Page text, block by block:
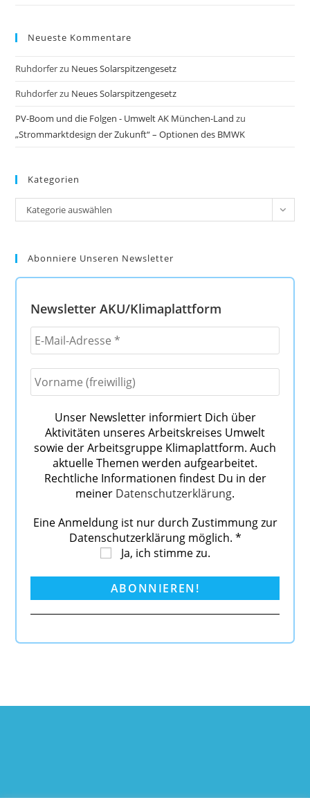
Neueste Kommentare
Ruhdorferzu Neues Solarspitzengesetz
Ruhdorferzu Neues Solarspitzengesetz
PV-Boom und die Folgen - Umwelt AK München-Land zu
„Strommarktdesign der Zukunft“ – Optionen des BMWK
Kategorien
Kategorien
Kategorie auswählen
Abonniere Unseren Newsletter
Newsletter AKU/Klimaplattform
Unser Newsletter informiert Dich über
Aktivitäten unseres Arbeitskreises Umwelt
sowie der Arbeitsgruppe Klimaplattform. Auch
aktuelle Themen werden aufgearbeitet.
Rechtliche Informationen findest Du in der
meiner Datenschutzerklärung.
Eine Anmeldung ist nur durch Zustimmung zur
Datenschutzerklärung möglich. *
Ja, ich stimme zu.